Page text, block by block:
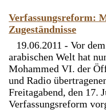
Verfassungsreform:
Zugeständnisse
19.06.2011 - Vor
arabischen Welt hat
Mohammed VI. der
und Radio
Freitagabend, den 17.
Verfassungsreform